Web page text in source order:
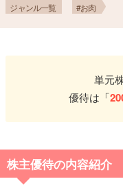
ジャンル一覧 #お肉
単元
優待は「
株主優待の内容紹介